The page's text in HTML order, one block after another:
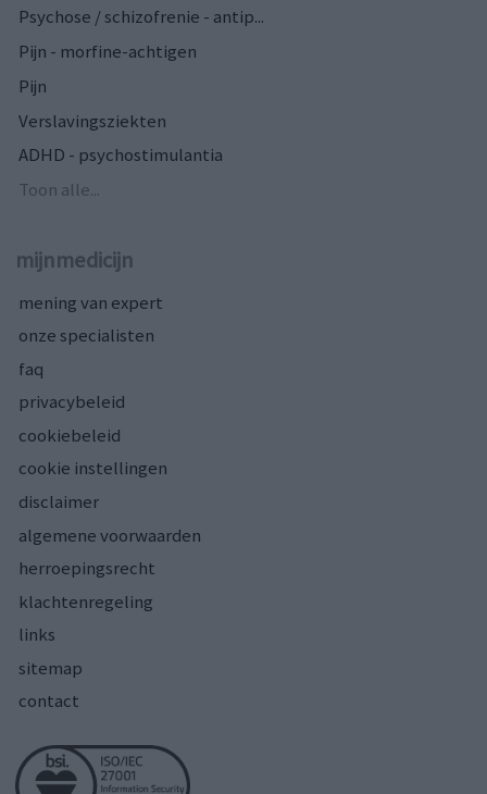
Psychose / schizofrenie - antip...
Pijn - morfine-achtigen
Pijn
Verslavingsziekten
ADHD - psychostimulantia
Toon alle...
mijnmedicijn
mening van expert
onze specialisten
faq
privacybeleid
cookiebeleid
cookie instellingen
disclaimer
algemene voorwaarden
herroepingsrecht
klachtenregeling
links
sitemap
contact